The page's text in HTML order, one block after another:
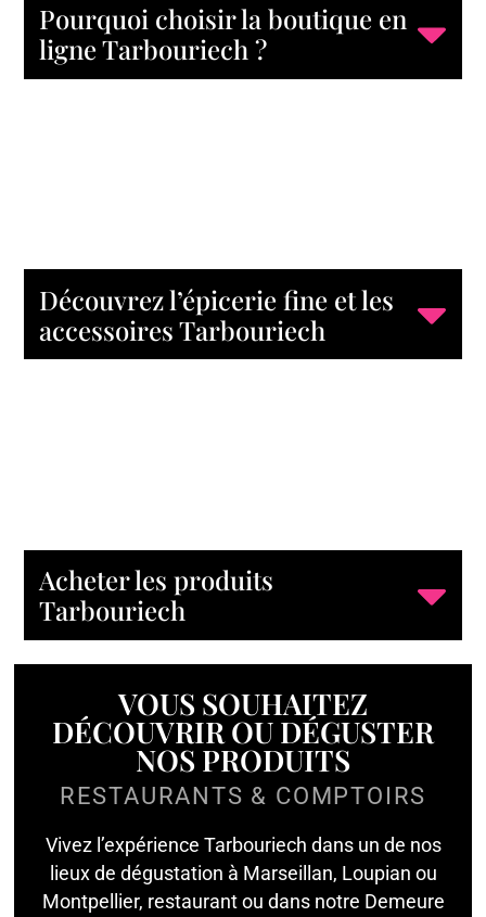
Pourquoi choisir la boutique en
ligne Tarbouriech ?
Découvrez l’épicerie fine et les
accessoires Tarbouriech
Acheter les produits
Tarbouriech
VOUS SOUHAITEZ
DÉCOUVRIR OU DÉGUSTER
NOS PRODUITS
RESTAURANTS & COMPTOIRS
Vivez l’expérience Tarbouriech dans un de nos
lieux de dégustation à Marseillan, Loupian ou
Montpellier, restaurant ou dans notre Demeure